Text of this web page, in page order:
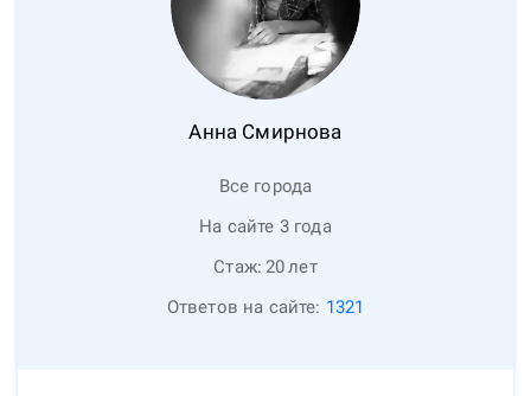
Анна Смирнова
Все города
На сайте 3 года
Стаж: 20лет
Ответов на сайте: 1321